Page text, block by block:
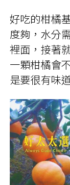
好吃的柑橘
度夠，水分
裡面，接著
一顆柑橘會
是要很有味